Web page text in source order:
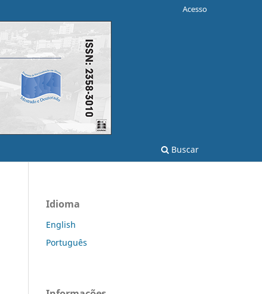
Buscar
Acesso
Idioma
English
Português